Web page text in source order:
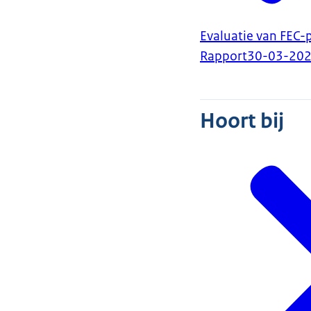
Evaluatie van
Rapport30-03-
Hoort bij